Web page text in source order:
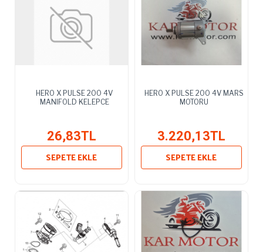
HERO X PULSE 200 4V
MANIFOLD KELEPCE
26,83TL
SEPETE EKLE
HERO X PULSE 200 4V MARS
MOTORU
3.220,13TL
SEPETE EKLE